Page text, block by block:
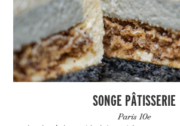
SONGE PÂTISSERIE
Paris 10e